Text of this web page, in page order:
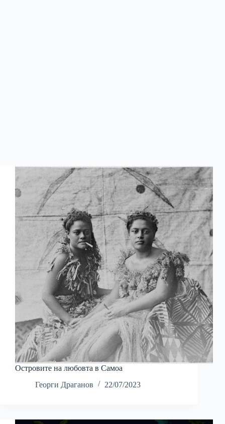
Островите на любовта в Самоа
Георги Драганов
22/07/2023